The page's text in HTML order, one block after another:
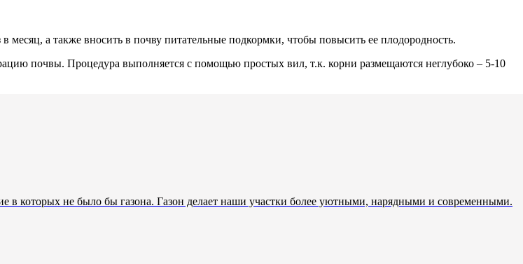
а также вносить в почву питательные подкормки, чтобы повысить ее плодородность.
почвы. Процедура выполняется с помощью простых вил, т.к. корни размещаются неглубоко – 5-10
в которых не было бы газона. Газон делает наши участки более уютными, нарядными и современными.